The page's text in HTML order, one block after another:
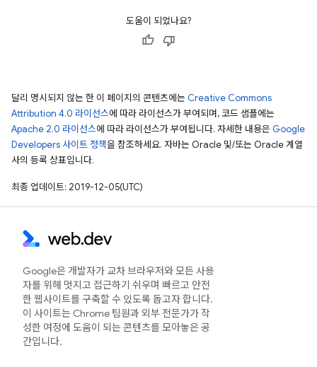
도움이 되었나요?
달리 명시되지 않는 한 이 페이지의 콘텐츠에는 Creative Commons
Attribution 4.0 라이선스에 따라 라이선스가 부여되며, 코드 샘플에는
Apache 2.0 라이선스에 따라 라이선스가 부여됩니다. 자세한 내용은 Google
Developers 사이트 정책을 참조하세요. 자바는 Oracle 및/또는 Oracle 계열
사의 등록 상표입니다.
최종 업데이트: 2019-12-05(UTC)
Google은 개발자가 교차 브라우저와 모든 사용
자를 위해 멋지고 접근하기 쉬우며 빠르고 안전
한 웹사이트를 구축할 수 있도록 돕고자 합니다.
이 사이트는 Chrome 팀원과 외부 전문가가 작
성한 여정에 도움이 되는 콘텐츠를 모아놓은 공
간입니다.